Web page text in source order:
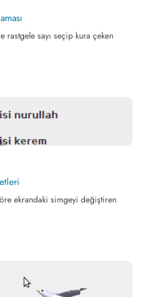
sayı seçip kura çeken
ekrandaki simgeyi değiştiren